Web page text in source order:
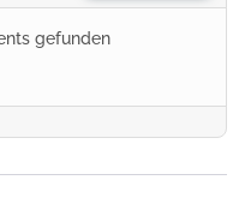
gefunden